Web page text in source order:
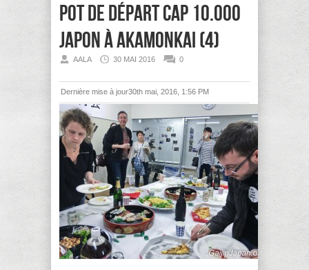
Pot de départ CAP 10.000
JAPON à Akamonkai (4)
AALA 30 MAI 2016 0
Dernière mise à jour30th mai, 2016, 1:56 PM